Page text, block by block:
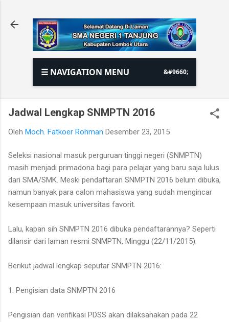
☰ NAVIGATION MENU
Jadwal Lengkap SNMPTN 2016
Oleh Moch. Fatkoer Rohman Desember 23, 2015
Seleksi nasional masuk perguruan tinggi negeri (SNMPTN)
masih menjadi primadona bagi para pelajar yang baru saja lulus
dari SMA/SMK. Meski pendaftaran SNMPTN 2016 belum dibuka,
namun banyak para calon mahasiswa yang sudah mengincar
kesempaan masuk universitas favorit.
Lalu, kapan sih SNMPTN 2016 dibuka pendaftarannya? Seperti
dilansir dari laman resmi SNMPTN, Minggu (22/11/2015).
Berikut jadwal lengkap seputar SNMPTN 2016:
1. Pengisian data SNMPTN 2016
Pengisian dan verifikasi PDSS akan dilaksanakan pada 22